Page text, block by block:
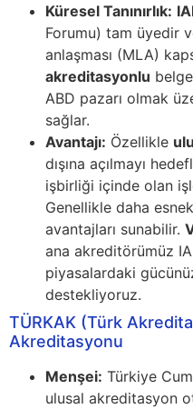
Küresel Tanınırlık:
Forumu) tam üyedir ve
anlaşması (MLA)
akreditasyonlu
ABD pazarı olmak
sağlar.
Avantajı: Özellikle
dışına açılmayı
işbirliği içinde olan
Genellikle daha
avantajları sunabilir.
ana akreditörümüz
piyasalardaki
destekliyoruz.
TÜRKAK (Türk
Akreditasyonu
Menşei: Türkiye
ulusal akreditasyon